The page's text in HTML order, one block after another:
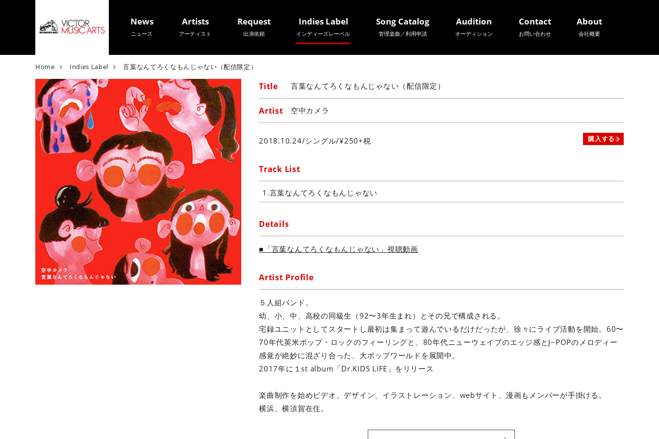
News
ニュース
Artists
アーティスト
Request
出演依頼
Indies Label
インディーズレーベル
Song Catalog
管理楽曲／利用申請
Audition
オーディション
Contact
お問い合わせ
About
会社概要
Home
V
i
c
t
o
r
M
u
s
A
r
t
s
[
ビ
ク
タ
ー
Indies Label 言葉なんてろくなもんじゃない（配信限定）
Title 言葉なんてろくなもんじゃない（配信限定）
Artist 空中カメラ
2018.10.24/シングル/¥250+税 購入する
Track List
1.言葉なんてろくなもんじゃない
Details
■「言葉なんてろくなもんじゃない」視聴動画
Artist Profile
５人組バンド。
幼、小、中、高校の同級生（92〜3年生まれ）とその兄で構成される。
宅録ユニットとしてスタートし最初は集まって遊んでいるだけだったが、徐々にライブ活動を開始。60〜
70年代英米ポップ・ロックのフィーリングと、80年代ニューウェイブのエッジ感とJ−POPのメロディー
感覚が絶妙に混ざり合った、大ポップワールドを展開中。
2017年に１st album「Dr.KIDS LIFE」をリリース
楽曲制作を始めビデオ、デザイン、イラストレーション、webサイト、漫画もメンバーが手掛ける。
横浜、横須賀在住。